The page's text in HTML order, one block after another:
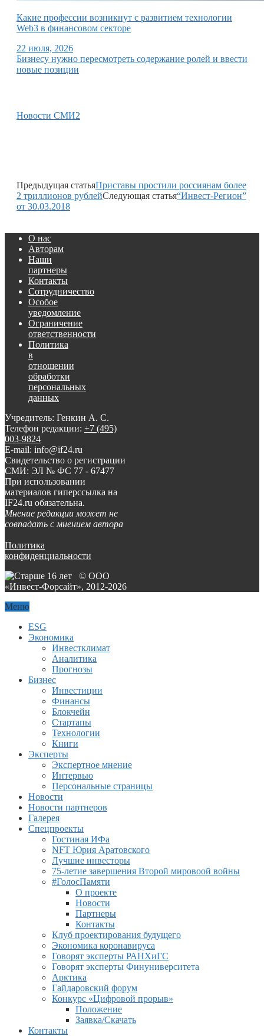
Какие профессии возникнут с развитием технологии
Web3 в финансовом секторе
22 июля, 2026
Бизнесу нужно пересмотреть содержание ролей и ввести
новые позиции
Новости СМИ2
Предыдущая статьяПриставы простили россиянам более
2 триллионов рублейСледующая статья“Инвест-Регион”
от 30.03.2018
О нас
Авторам
Наши
партнеры
Контакты
Сотрудничество
Особое
уведомление
Ограничение
ответственности
Политика
в
отношении
обработки
персональных
данных
Учредитель: Генкин А. С.
Телефон редакции: +7 (495)
003-9824
E-mail: info@if24.ru
Свидетельство о регистрации
СМИ: ЭЛ № ФС 77 - 67477
При использовании
материалов гиперссылка на
IF24.ru обязательна.
Мнение редакции может не
совпадать с мнением автора
Политика
конфиденциальности
© ООО
«Инвест-Форсайт», 2012-2026
Меню
ESG
Экономика
Инвестклимат
Аналитика
Прогнозы
Бизнес
Инвестиции
Финансы
Блокчейн
Стартапы
Технологии
Книги
Эксперты
Экспертное мнение
Интервью
Персональные страницы
Новости
Новости партнеров
Галерея
Спецпроекты
Гостиная ИФа
NFT Юрия Аратовского
Лучшие инвесторы
75-летие завершения Второй мировоой войны
#ГолосПамяти
О проекте
Новости
Партнеры
Контакты
Клуб проектирования будущего
Экономика коронавируса
Говорят эксперты РАНХиГС
Говорят эксперты Финуниверситета
Арктика
Гайдаровский форум
Конкурс «Цифровой прорыв»
Положение
Заявка/Скачать
Контакты